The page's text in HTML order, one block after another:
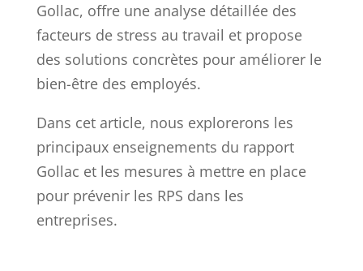
Gollac, offre une analyse détaillée des
facteurs de stress au travail et propose
des solutions concrètes pour améliorer le
bien-être des employés.
Dans cet article, nous explorerons les
principaux enseignements du rapport
Gollac et les mesures à mettre en place
pour prévenir les RPS dans les
entreprises.